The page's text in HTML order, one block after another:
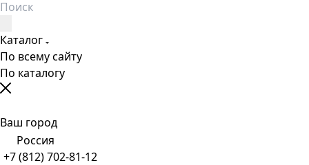
Каталог
По всему сайту
По каталогу
Ваш город
Россия
+7 (812) 702-81-12